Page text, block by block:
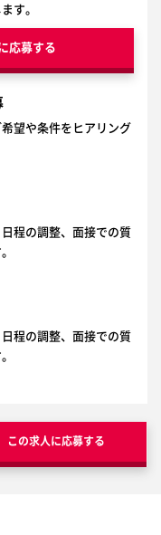
す。
応募する
望や条件をヒアリング
程の調整、面接での質
程の調整、面接での質
この求人に応募する